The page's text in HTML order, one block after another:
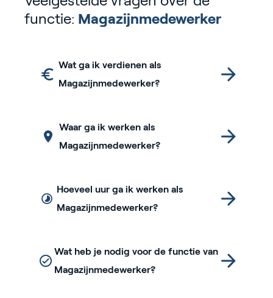
functie: Magazijnmedewerker
Wat ga ik verdienen als
Magazijnmedewerker?
Waar ga ik werken als
Magazijnmedewerker?
Hoeveel uur ga ik werken als
Magazijnmedewerker?
Wat heb je nodig voor de functie van
Magazijnmedewerker?